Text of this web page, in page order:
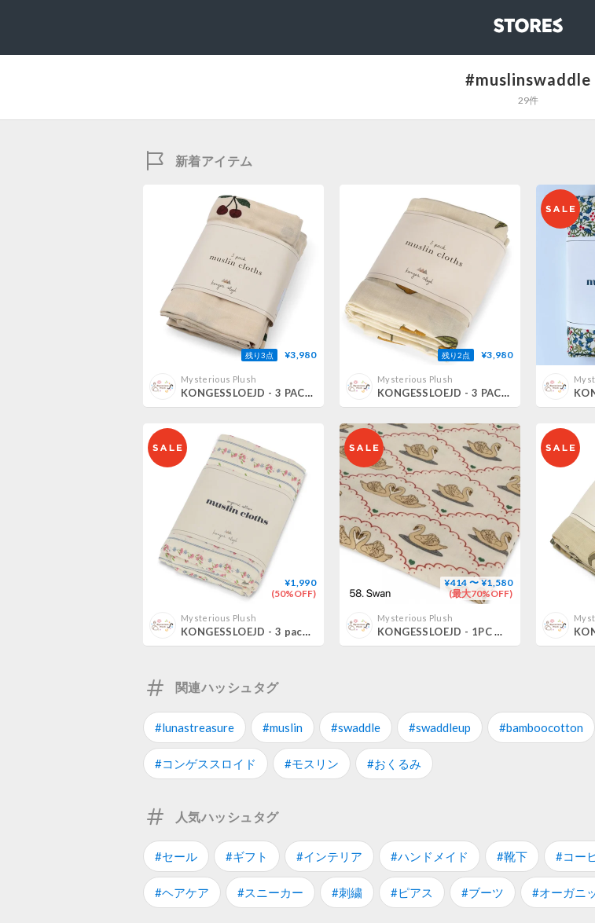
STORES
#muslinswaddle
29件
新着アイテム
残り3点 ¥3,980
Mysterious Plush
KONGESSLOEJD - 3 PACK MUSLIN CLOTH GOTS | MA GRANDE CERISE
残り2点 ¥3,980
Mysterious Plush
KONGESSLOEJD - 3 PACK MUSLIN CLOTH GOTS | MON GRAND CITRON
¥1,990
(50%OFF)
Mysterious Plush
KONGESSLOEJD - 3 pack Muslin Cloth Gots | Nellie
¥414 〜 ¥1,580
(最大70%OFF)
Mysterious Plush
KONGESSLOEJD - 1PC Muslin Cloth (No.58~No.70)
関連ハッシュタグ
#lunastreasure #muslin #swaddle #swaddleup #bamboocotton
#コンゲススロイド #モスリン #おくるみ
人気ハッシュタグ
#セール #ギフト #インテリア #ハンドメイド #靴下 #コー
#ヘアケア #スニーカー #刺繍 #ピアス #ブーツ #オーガニ